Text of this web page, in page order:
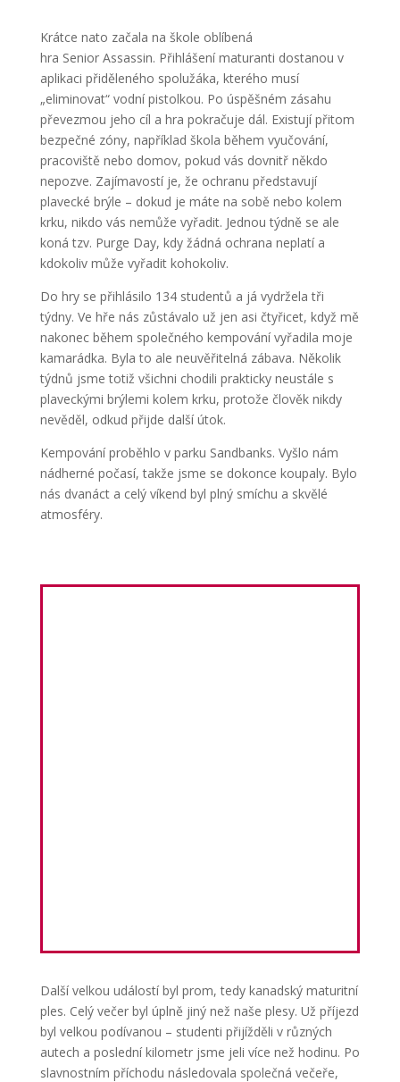
Krátce nato začala na škole oblíbená
hra Senior Assassin. Přihlášení maturanti dostanou v
aplikaci přiděleného spolužáka, kterého musí
„eliminovat“ vodní pistolkou. Po úspěšném zásahu
převezmou jeho cíl a hra pokračuje dál. Existují přitom
bezpečné zóny, například škola během vyučování,
pracoviště nebo domov, pokud vás dovnitř někdo
nepozve. Zajímavostí je, že ochranu představují
plavecké brýle – dokud je máte na sobě nebo kolem
krku, nikdo vás nemůže vyřadit. Jednou týdně se ale
koná tzv. Purge Day, kdy žádná ochrana neplatí a
kdokoliv může vyřadit kohokoliv.
Do hry se přihlásilo 134 studentů a já vydržela tři
týdny. Ve hře nás zůstávalo už jen asi čtyřicet, když mě
nakonec během společného kempování vyřadila moje
kamarádka. Byla to ale neuvěřitelná zábava. Několik
týdnů jsme totiž všichni chodili prakticky neustále s
plaveckými brýlemi kolem krku, protože člověk nikdy
nevěděl, odkud přijde další útok.
Kempování proběhlo v parku Sandbanks. Vyšlo nám
nádherné počasí, takže jsme se dokonce koupaly. Bylo
nás dvanáct a celý víkend byl plný smíchu a skvělé
atmosféry.
Další velkou událostí byl prom, tedy kanadský maturitní
ples. Celý večer byl úplně jiný než naše plesy. Už příjezd
byl velkou podívanou – studenti přijížděli v různých
autech a poslední kilometr jsme jeli více než hodinu. Po
slavnostním příchodu následovala společná večeře,